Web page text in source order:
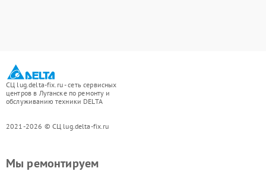
СЦ lug.delta-fix.ru - сеть сервисных
центров в Луганске по ремонту и
обслуживанию техники DELTA
2021-2026 © СЦ lug.delta-fix.ru
Мы ремонтируем